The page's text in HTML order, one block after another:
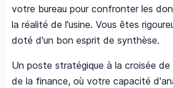
votre bureau pour confronter les
la réalité de l'usine. Vous êtes
doté d'un bon esprit de synthèse.
Un poste stratégique à la croisée
de la finance, où votre capacité